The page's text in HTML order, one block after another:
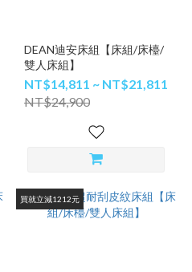
DEAN迪安床組【床組/床檯/
雙人床組】
NT$14,811 ~ NT$21,811
NT$24,900
買就立減1212元